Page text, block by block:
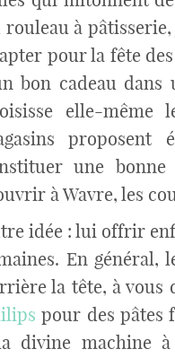
rouleau à pâtisserie,
pour la fête
bon cadeau dans
elle-
proposent
une
à Wavre, les
idée : lui offrir
En
la tête, à
pour des pâtes
divine machine